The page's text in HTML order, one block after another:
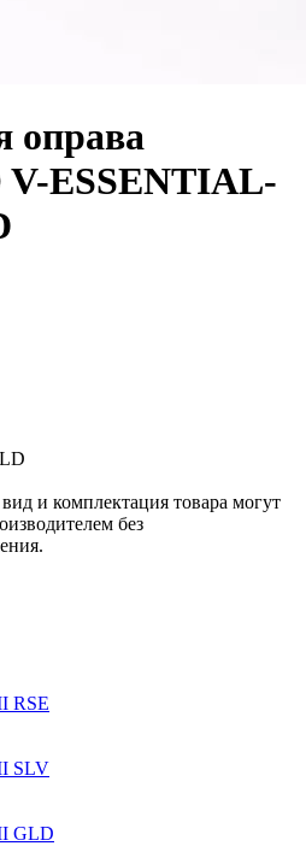
оправа
ESSENTIAL-
и комплектация товара могут
без
RSE
SLV
GLD